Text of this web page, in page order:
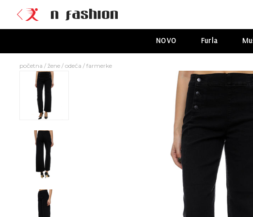
NOVO Furla
početna / žene / odeća / farmerke